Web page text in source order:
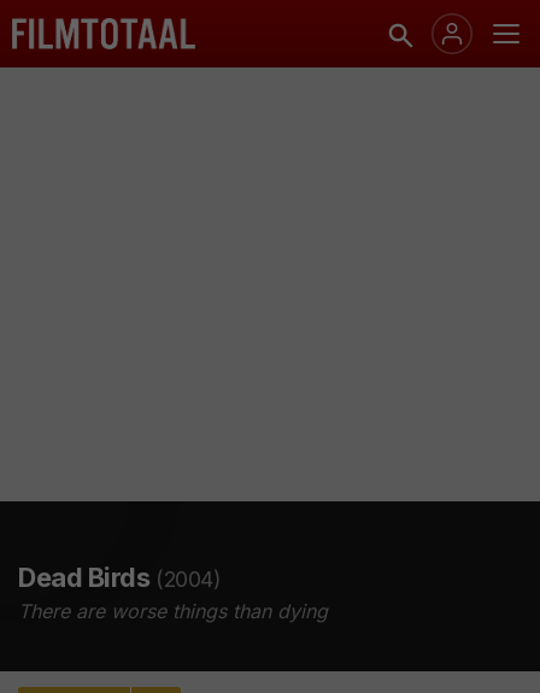
Dead Birds (2004)
There are worse things than dying